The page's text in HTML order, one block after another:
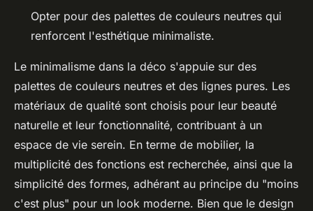
Opter pour des palettes de couleurs neutres qui
renforcent l'esthétique minimaliste.
Le minimalisme dans la déco s'appuie sur des
palettes de couleurs neutres et des lignes pures. Les
matériaux de qualité sont choisis pour leur beauté
naturelle et leur fonctionnalité, contribuant à un
espace de vie serein. En terme de mobilier, la
multiplicité des fonctions est recherchée, ainsi que la
simplicité des formes, adhérant au principe du "moins
c'est plus" pour un look moderne. Bien que le design